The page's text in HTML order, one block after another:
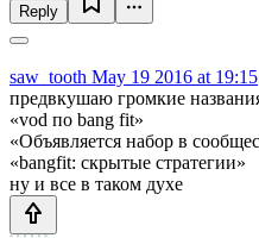
Reply
saw_tooth May 19 2016 at 19:15
предвкушаю громкие
«vod по bang fit»
«Объявляется набор в
«bangfit: скрытые стратегии»
ну и все в таком духе